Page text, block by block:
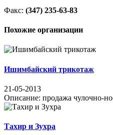
Факс: (347) 235-63-83
Похожие организации
Ишимбайский трикотаж
21-05-2013
Описание: продажа чулочно-
Тахир и Зухра